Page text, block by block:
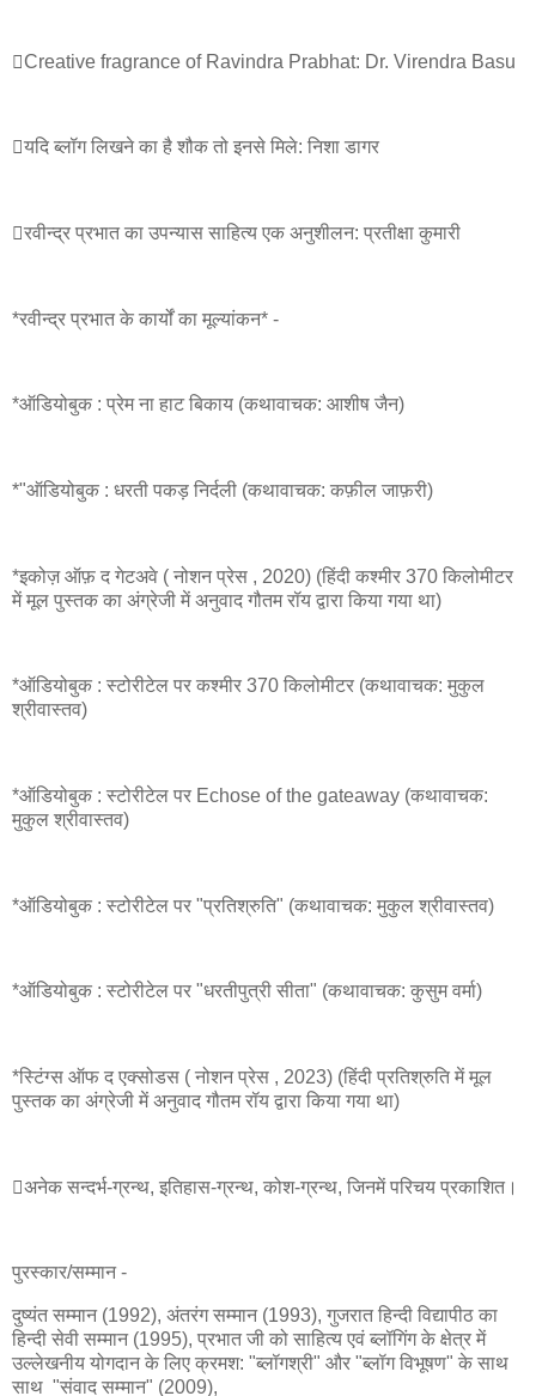
Creative fragrance of Ravindra Prabhat: Dr. Virendra Basu
यदि ब्लॉग लिखने का है शौक तो इनसे मिले: निशा डागर
रवीन्द्र प्रभात का उपन्यास साहित्य एक अनुशीलन: प्रतीक्षा कुमारी
*रवीन्द्र प्रभात के कार्यों का मूल्यांकन* -
*ऑडियोबुक : प्रेम ना हाट बिकाय (कथावाचक: आशीष जैन)
*"ऑडियोबुक : धरती पकड़ निर्दली (कथावाचक: कफ़ील जाफ़री)
*इकोज़ ऑफ़ द गेटअवे ( नोशन प्रेस , 2020) (हिंदी कश्मीर 370 किलोमीटर
में मूल पुस्तक का अंग्रेजी में अनुवाद गौतम रॉय द्वारा किया गया था)
*ऑडियोबुक : स्टोरीटेल पर कश्मीर 370 किलोमीटर (कथावाचक: मुकुल
श्रीवास्तव)
*ऑडियोबुक : स्टोरीटेल पर Echose of the gateaway (कथावाचक:
मुकुल श्रीवास्तव)
*ऑडियोबुक : स्टोरीटेल पर "प्रतिश्रुति" (कथावाचक: मुकुल श्रीवास्तव)
*ऑडियोबुक : स्टोरीटेल पर "धरतीपुत्री सीता" (कथावाचक: कुसुम वर्मा)
*स्टिंग्स ऑफ द एक्सोडस ( नोशन प्रेस , 2023) (हिंदी प्रतिश्रुति में मूल
पुस्तक का अंग्रेजी में अनुवाद गौतम रॉय द्वारा किया गया था)
अनेक सन्दर्भ-ग्रन्थ, इतिहास-ग्रन्थ, कोश-ग्रन्थ, जिनमें परिचय प्रकाशित।
पुरस्कार/सम्मान -
दुष्यंत सम्मान (1992), अंतरंग सम्मान (1993), गुजरात हिन्दी विद्यापीठ का
हिन्दी सेवी सम्मान (1995), प्रभात जी को साहित्य एवं ब्लॉगिंग के क्षेत्र में
उल्लेखनीय योगदान के लिए क्रमश: "ब्लॉगश्री" और "ब्लॉग विभूषण" के साथ
साथ "संवाद सम्मान" (2009),